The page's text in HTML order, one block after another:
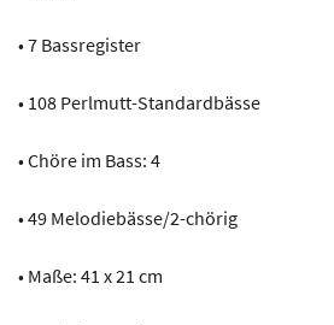
• 7 Bassregister
• 108 Perlmutt-Standardbässe
• Chöre im Bass: 4
• 49 Melodiebässe/2-chörig
• Maße: 41 x 21 cm